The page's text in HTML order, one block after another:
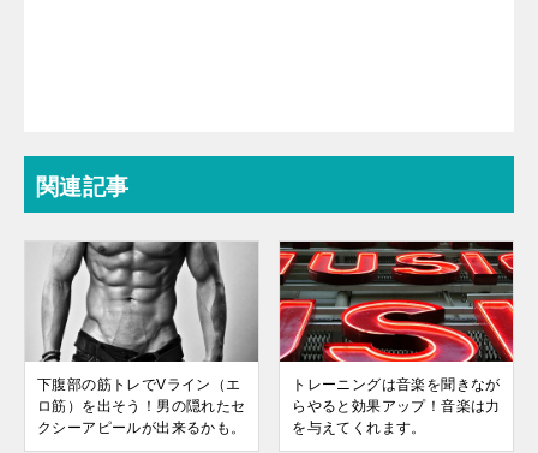
関連記事
下腹部の筋トレでVライン（エ
ロ筋）を出そう！男の隠れたセ
クシーアピールが出来るかも。
トレーニングは音楽を聞きなが
らやると効果アップ！音楽は力
を与えてくれます。